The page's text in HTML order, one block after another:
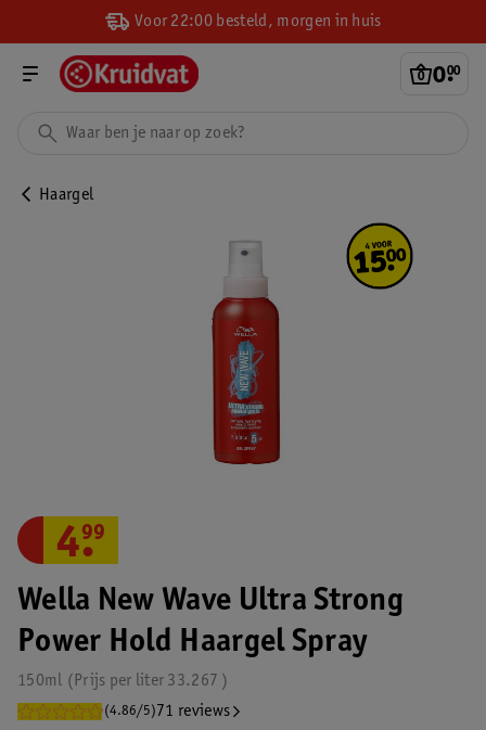
Voor 22:00 besteld, morgen in huis
0.
00
Haargel
Wella New Wave Ultra Strong
Power Hold Haargel Spray
150ml 33.267
Prijs per liter
(4.86/5) 71 reviews
4.
99